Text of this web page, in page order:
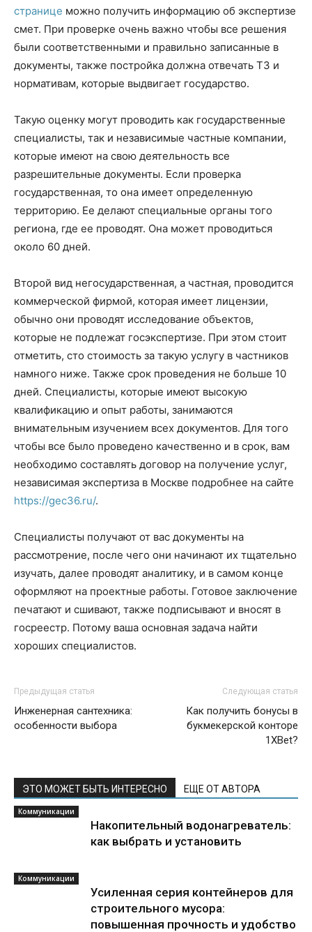
странице можно получить информацию об экспертизе
смет. При проверке очень важно чтобы все решения
были соответственными и правильно записанные в
документы, также постройка должна отвечать ТЗ и
нормативам, которые выдвигает государство.
Такую оценку могут проводить как государственные
специалисты, так и независимые частные компании,
которые имеют на свою деятельность все
разрешительные документы. Если проверка
государственная, то она имеет определенную
территорию. Ее делают специальные органы того
региона, где ее проводят. Она может проводиться
около 60 дней.
Второй вид негосударственная, а частная, проводится
коммерческой фирмой, которая имеет лицензии,
обычно они проводят исследование объектов,
которые не подлежат госэкспертизе. При этом стоит
отметить, сто стоимость за такую услугу в частников
намного ниже. Также срок проведения не больше 10
дней. Специалисты, которые имеют высокую
квалификацию и опыт работы, занимаются
внимательным изучением всех документов. Для того
чтобы все было проведено качественно и в срок, вам
необходимо составлять договор на получение услуг,
независимая экспертиза в Москве подробнее на сайте
https://gec36.ru/.
Специалисты получают от вас документы на
рассмотрение, после чего они начинают их тщательно
изучать, далее проводят аналитику, и в самом конце
оформляют на проектные работы. Готовое заключение
печатают и сшивают, также подписывают и вносят в
госреестр. Потому ваша основная задача найти
хороших специалистов.
Предыдущая статья
Инженерная сантехника:
особенности выбора
Следующая статья
Как получить бонусы в
букмекерской конторе
1XBet?
ЭТО МОЖЕТ БЫТЬ ИНТЕРЕСНО ЕЩЕ ОТ АВТОРА
Коммуникации
Накопительный водонагреватель:
как выбрать и установить
Коммуникации
Усиленная серия контейнеров для
строительного мусора:
повышенная прочность и удобство